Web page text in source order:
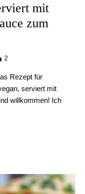
mit
zum
2
Rezept für
serviert mit
willkommen! Ich